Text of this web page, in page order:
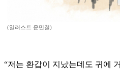
(일러스트 윤민철)
“저는 환갑이 지났는데도 귀에